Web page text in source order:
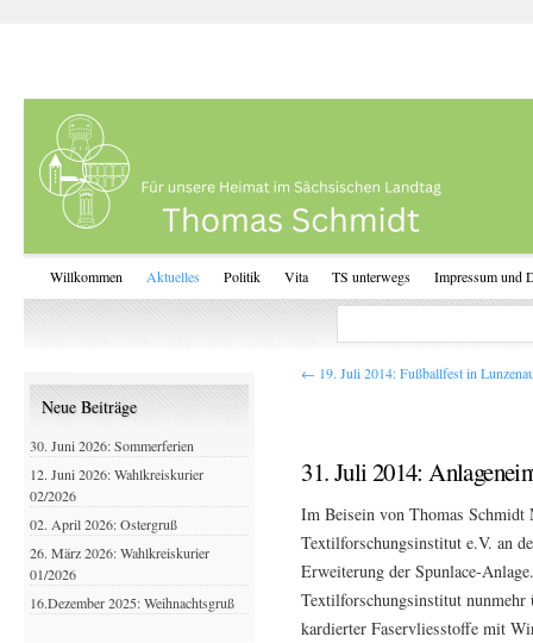
Willkommen Aktuelles Politik Vita TS unterwegs Impressum und
← 19. Juli 2014: Fußballfest in
31. Juli 2014:
Im Beisein von Thomas Schmidt
Textilforschungsinstitut e.V. an
Erweiterung der Spunlace-
Textilforschungsinstitut nunmehr
kardierter Faservliesstoffe mit
Neue Beiträge
30. Juni 2026: Sommerferien
12. Juni 2026: Wahlkreiskurier
02/2026
02. April 2026: Ostergruß
26. März 2026: Wahlkreiskurier
01/2026
16.Dezember 2025: Weihnachtsgruß